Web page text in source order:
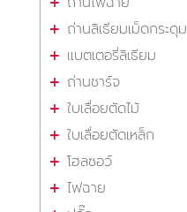
ถ่านลิเธียมเม็ดกระดุม
แบตเตอรี่ลิเธียม
ถ่านชาร์จ
ใบเลื่อยตัดไม้
ใบเลื่อยตัดเหล็ก
โฮลซอว์
ไฟฉาย